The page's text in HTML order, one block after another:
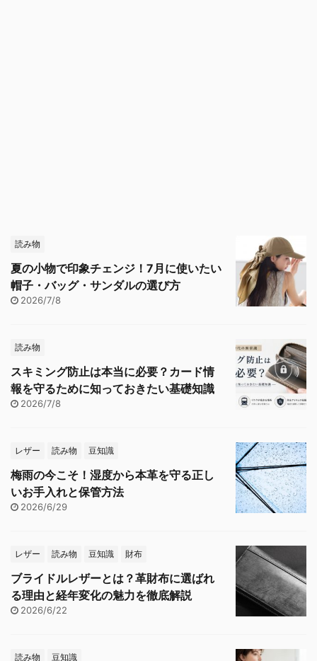
読み物
夏の小物で印象チェンジ！7月に使いたい
帽子・バッグ・サンダルの選び方
2026/7/8
読み物
スキミング防止は本当に必要？カード情
報を守るために知っておきたい基礎知識
2026/7/8
レザー 読み物 豆知識
梅雨の今こそ！湿度から本革を守る正し
いお手入れと保管方法
2026/6/29
レザー 読み物 豆知識 財布
ブライドルレザーとは？革財布に選ばれ
る理由と経年変化の魅力を徹底解説
2026/6/22
読み物 豆知識